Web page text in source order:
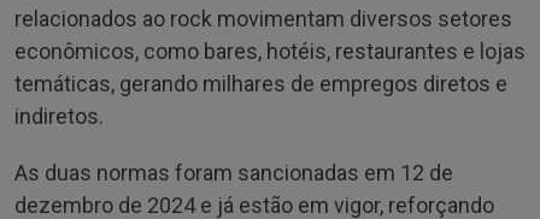
relacionados ao rock movimentam diversos setores
econômicos, como bares, hotéis, restaurantes e lojas
temáticas, gerando milhares de empregos diretos e
indiretos.
As duas normas foram sancionadas em 12 de
dezembro de 2024 e já estão em vigor, reforçando